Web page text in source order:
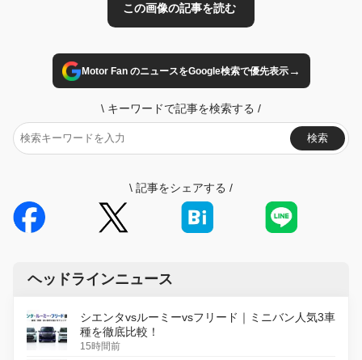
Motor Fan のニュースをGoogle検索で優先表示→
\ キーワードで記事を検索する /
検索
\ 記事をシェアする /
ヘッドラインニュース
シエンタvsルーミーvsフリード｜ミニバン人気3車
種を徹底比較！
15時間前